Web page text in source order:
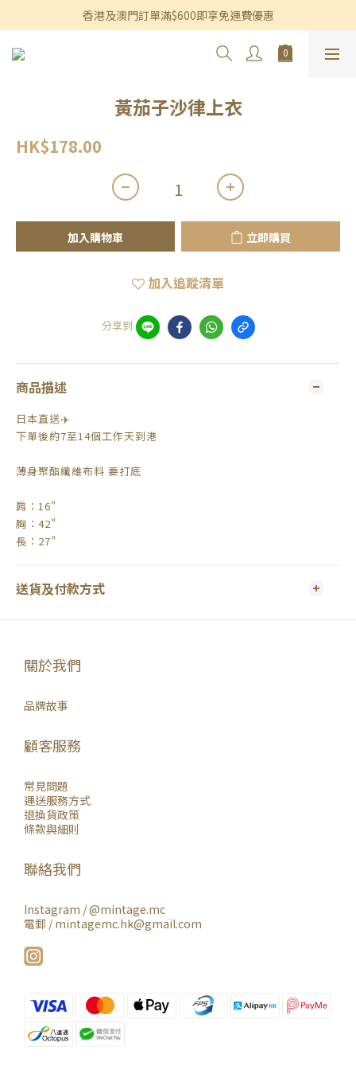
香港及澳門訂單滿$600即享免運費優惠
香港及澳門訂單滿$600即享免運費優惠
3個月內買滿$1,200可享永久九折優惠
黃茄子沙律上衣
HK$178.00
加入購物車 立即購買
加入追蹤清單
分享到
商品描述
日本直送✈️
下單後約7至14個工作天到港
薄身聚酯纖維布料 要打底
肩：16"
胸：42"
長：27"
送貨及付款方式
關於我們
品牌故事
顧客服務
常見問題
運送服務方式
退換貨政策
條款與細則
聯絡我們
Instagram /@mintage.mc
電郵 / mintagemc.hk@gmail.com